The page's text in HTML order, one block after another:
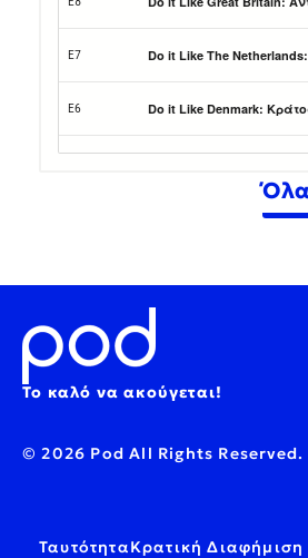
Όλα
Το καλό να ακούγεται!
© 2026 Pod All Rights Reserved.
ΤαυτότηταΚρατική Διαφήμιση